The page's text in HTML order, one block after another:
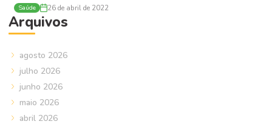
Saúde 26 de abril de 2022
Arquivos
agosto 2026
julho 2026
junho 2026
maio 2026
abril 2026